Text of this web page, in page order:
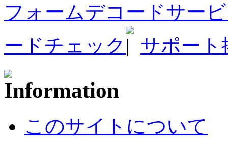
フォームデコードサー
ードチェック
サポート
このサイトについて